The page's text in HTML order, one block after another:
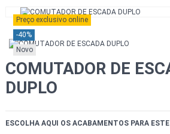
Preço exclusivo online
-40%
Novo
COMUTADOR DE
DUPLO
ESCOLHA AQUI OS ACABAMENTOS PARA